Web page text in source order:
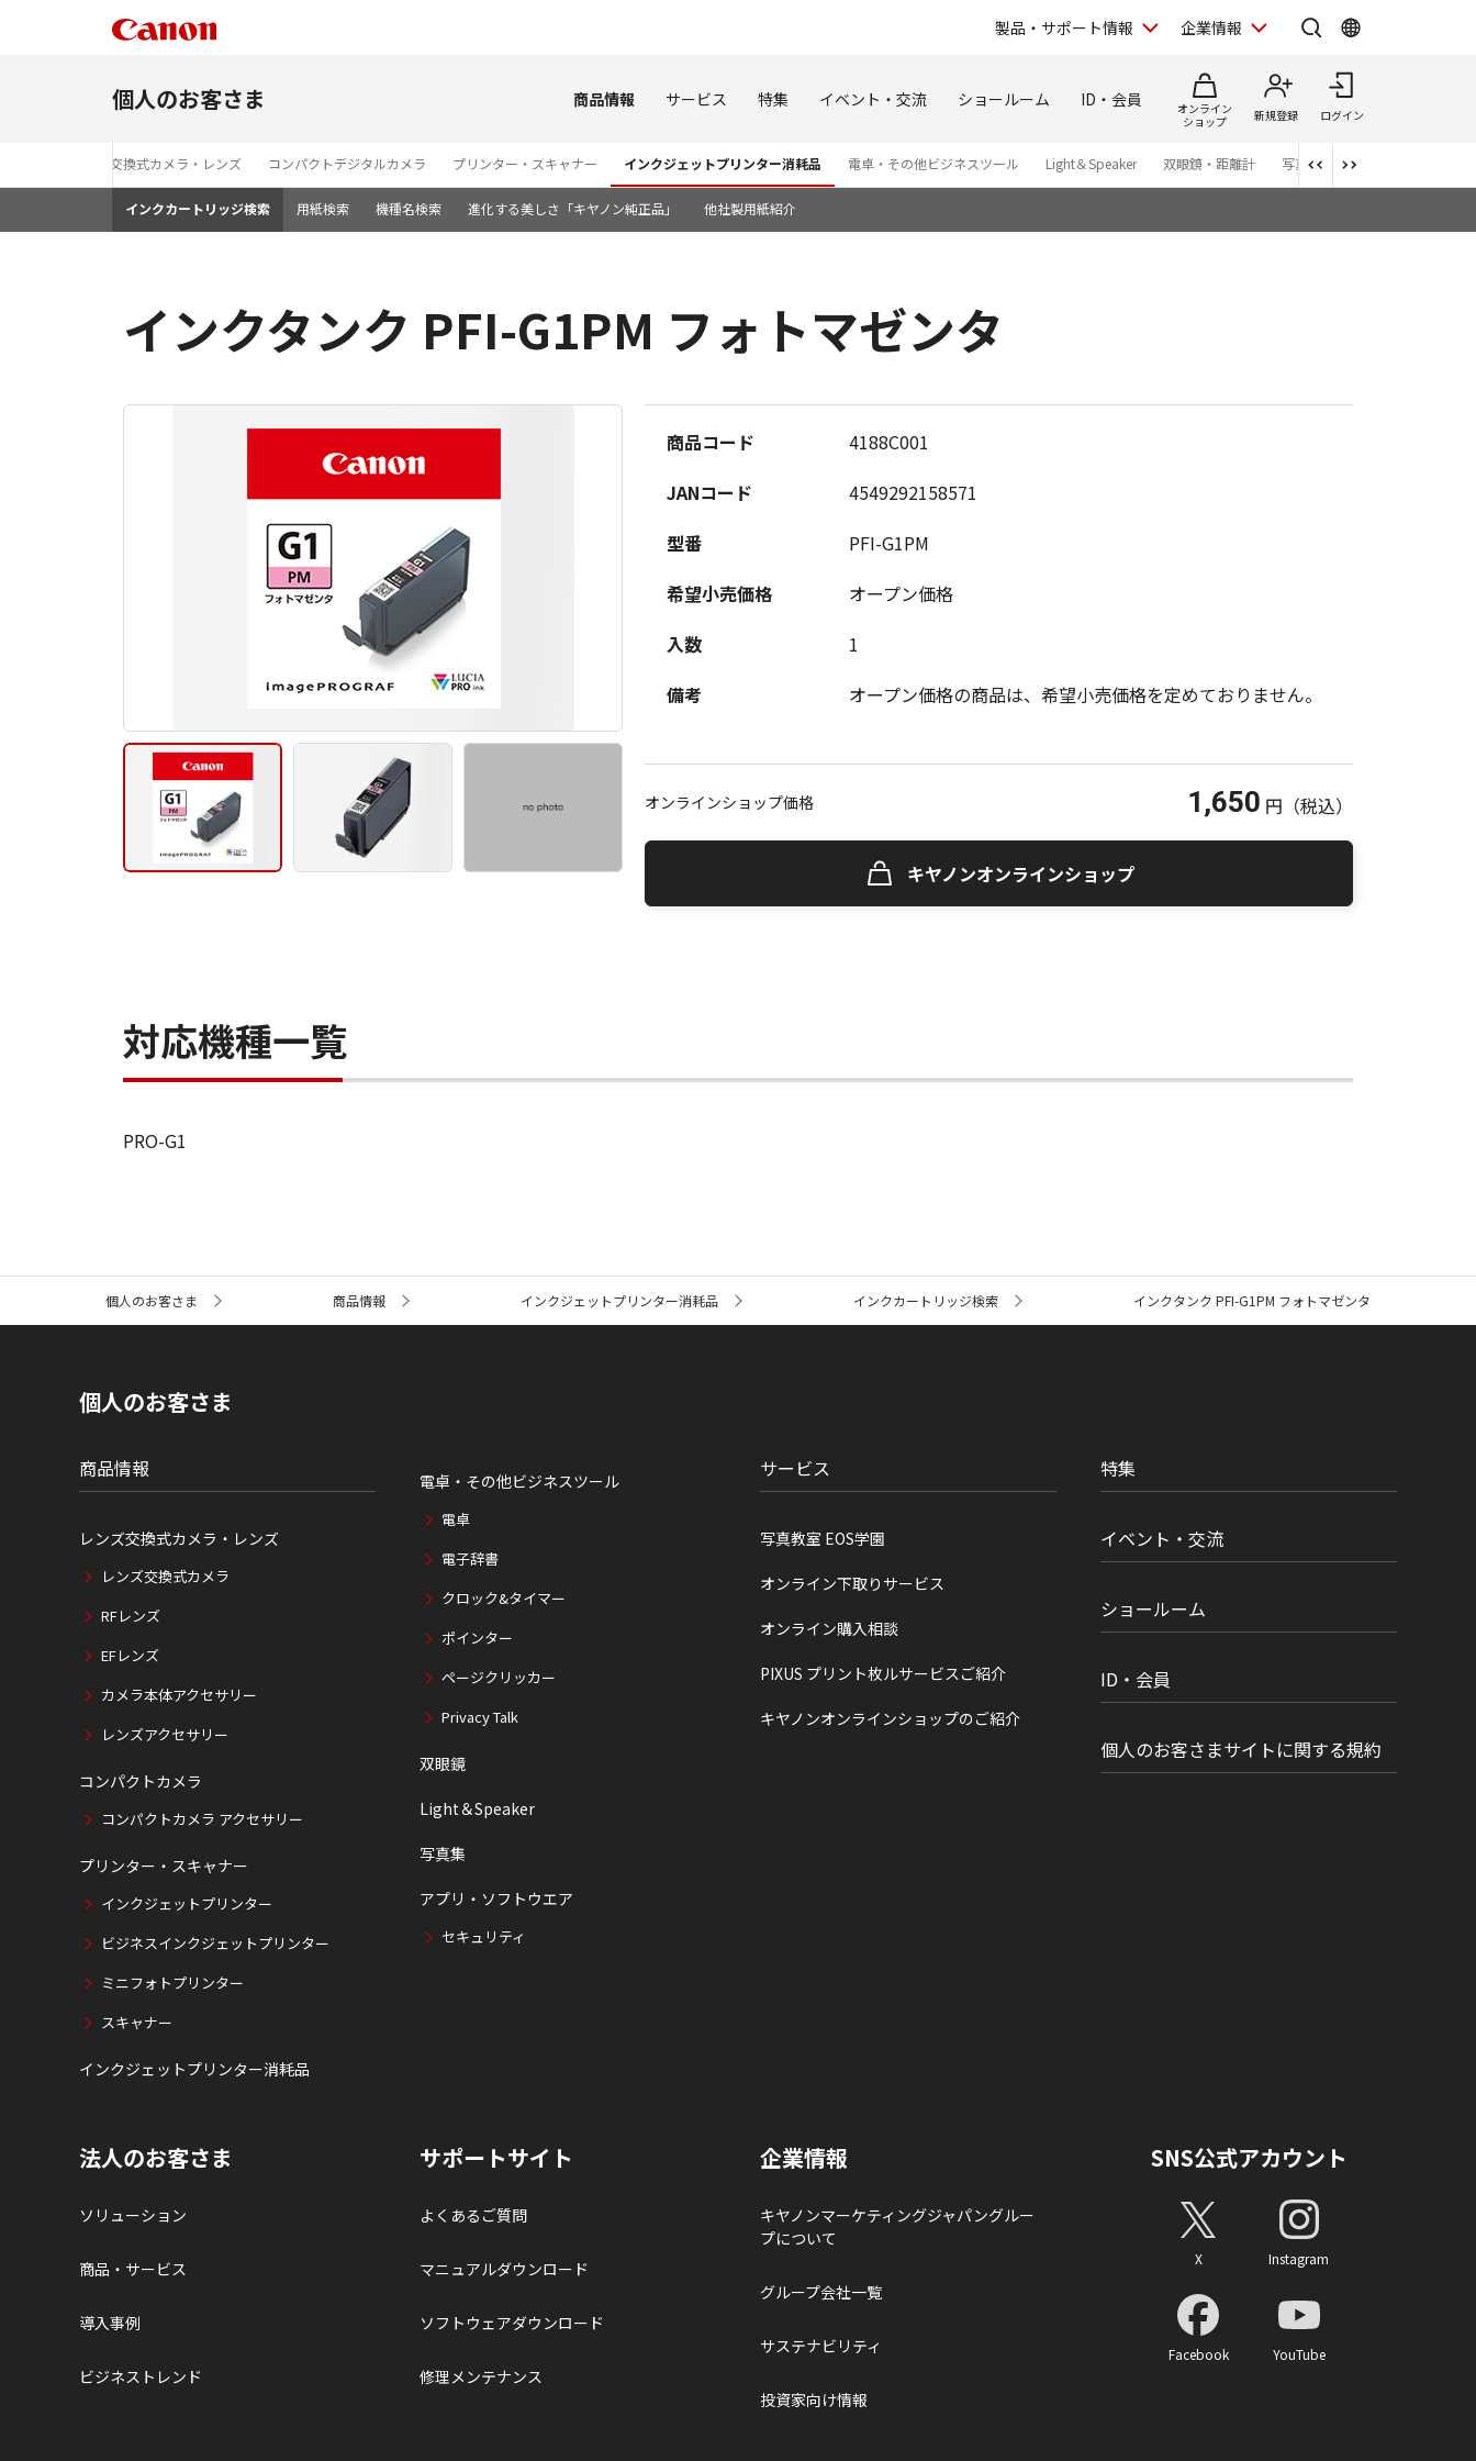
製品・サポート情報 企業情報
個人のお客さま 商品情報 サービス 特集 イベント・交流 ショールーム ID・会員
オンライン
ショップ
新規登録 ログイン
レンズ交換式カメラ・レンズ コンパクトデジタルカメラ プリンター・スキャナー インクジェットプリンター消耗品 電卓・その他ビジネスツール Light＆Speaker 双眼鏡・距離計 写真集 アプリ・ソフトウエ
インクカートリッジ検索 用紙検索 機種名検索 進化する美しさ「キヤノン純正品」 他社製用紙紹介
インクタンク PFI-G1PM フォトマゼンタ
商品コード
4188C001
JANコード
4549292158571
型番
PFI-G1PM
希望小売価格
オープン価格
入数
1
備考
オープン価格の商品は、希望小売価格を定めておりません。
オンラインショップ価格 1,650 円 （税込）
キヤノンオンラインショップ
対応機種一覧
PRO-G1
ト
個人のお客さま 商品情報 インクジェットプリンター消耗品 インクカートリッジ検索 インクタンク PFI-G1PM フォトマゼンタ
個人のお客さま
商品情報
レンズ交換式カメラ・レンズ
レンズ交換式カメラ
RFレンズ
EFレンズ
カメラ本体アクセサリー
レンズアクセサリー
コンパクトカメラ
コンパクトカメラ アクセサリー
プリンター・スキャナー
インクジェットプリンター
ビジネスインクジェットプリンター
ミニフォトプリンター
スキャナー
インクジェットプリンター消耗品
電卓・その他ビジネスツール
電卓
電子辞書
クロック&タイマー
ポインター
ページクリッカー
Privacy Talk
双眼鏡
Light＆Speaker
写真集
アプリ・ソフトウエア
セキュリティ
サービス
写真教室 EOS学園
オンライン下取りサービス
オンライン購入相談
PIXUS プリント枚ルサービスご紹介
キヤノンオンラインショップのご紹介
特集
イベント・交流
ショールーム
ID・会員
個人のお客さまサイトに関する規約
法人のお客さま
ソリューション
商品・サービス
導入事例
ビジネストレンド
サポートサイト
よくあるご質問
マニュアルダウンロード
ソフトウェアダウンロード
修理メンテナンス
企業情報
キヤノンマーケティングジャパングルー
プについて
グループ会社一覧
サステナビリティ
投資家向け情報
SNS公式アカウント
X Instagram
Facebook YouTube